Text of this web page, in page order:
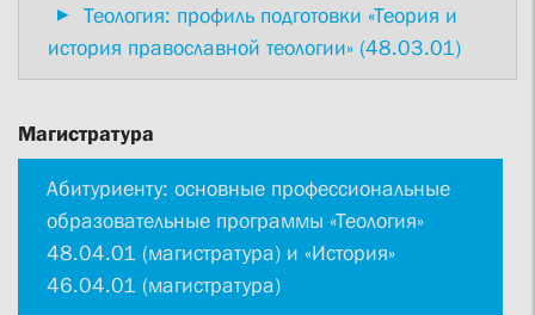
Теология: профиль подготовки «Теория и
история православной теологии» (48.03.01)
Магистратура
Абитуриенту: основные профессиональные
образовательные программы «Теология»
48.04.01 (магистратура) и «История»
46.04.01 (магистратура)